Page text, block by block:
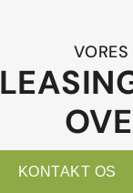
KONTAKT OS